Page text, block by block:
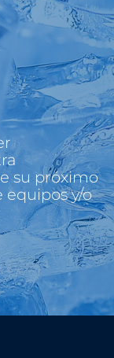
su próximo
equipos y/o